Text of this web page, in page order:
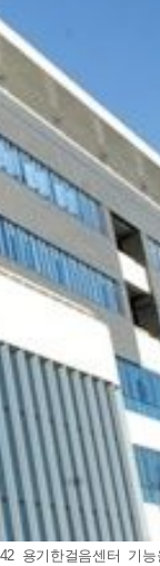
용기한걸음센터 기